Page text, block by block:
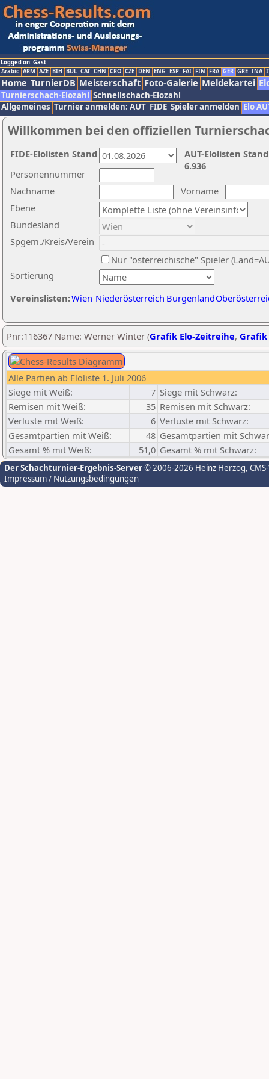
Logged on: Gast
Arabic ARM AZE BIH BUL CAT CHN CRO CZE DEN ENG ESP FAI FIN FRA GER GRE INA
Home TurnierDB Meisterschaft Foto-Galerie Meldekartei
Turnierschach-Elozahl Schnellschach-Elozahl
Allgemeines Turnier anmelden: AUT FIDE Spieler anmelden Elo
Willkommen bei den offiziellen
Nachname
Vorname
Ebene
Sortierung
Personennummer
Bundesland
Spgem./Kreis/Verein
Nur "österreichische" Spieler
Vereinslisten:Wien Niederösterreich Burgenland
AUT-Elolisten
6.936
FIDE-Elolisten Stand
Pnr:116367 Name: Werner Winter (Grafik Elo-Zeitreihe, Grafik
Alle Partien ab Eloliste 1. Juli 2006
Siege mit Weiß:
7 Siege mit Schwarz:
Remisen mit Weiß:
35 Remisen mit Schwarz:
Verluste mit Weiß:
6 Verluste mit Schwarz:
Gesamtpartien mit Weiß:
48 Gesamtpartien mit
Gesamt % mit Weiß:
51,0 Gesamt % mit Schwarz:
Der Schachturnier-Ergebnis-Server© 2006-2026 Heinz Herzog,
Impressum / Nutzungsbedingungen